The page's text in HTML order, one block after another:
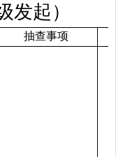
发起）
抽查事项